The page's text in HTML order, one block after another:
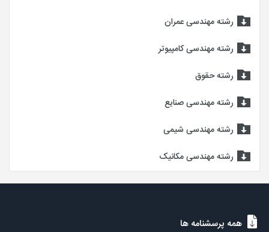
رشته مهندسی عمران
رشته مهندسی کامپیوتر
رشته حقوق
رشته مهندسی صنایع
رشته مهندسی شیمی
رشته مهندسی مکانیک
همه پرسشنامه ها